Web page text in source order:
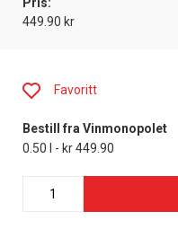
449.90 kr
Favoritt
Bestill fra Vinmonopolet
0.50 l - kr 449.90